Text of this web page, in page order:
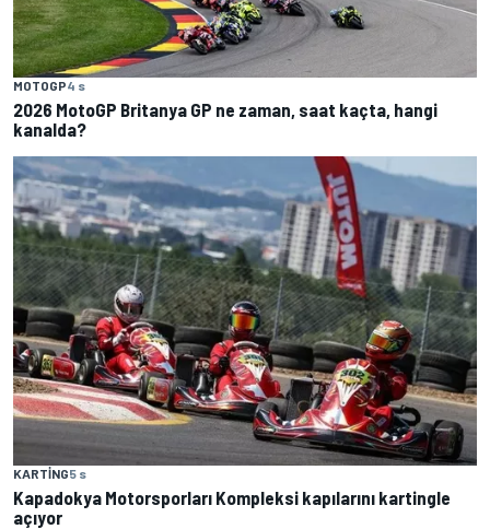
MOTOGP4 s
2026 MotoGP Britanya GP ne zaman, saat kaçta, hangi
kanalda?
KARTING5 s
Kapadokya Motorsporları Kompleksi kapılarını kartingle
açıyor